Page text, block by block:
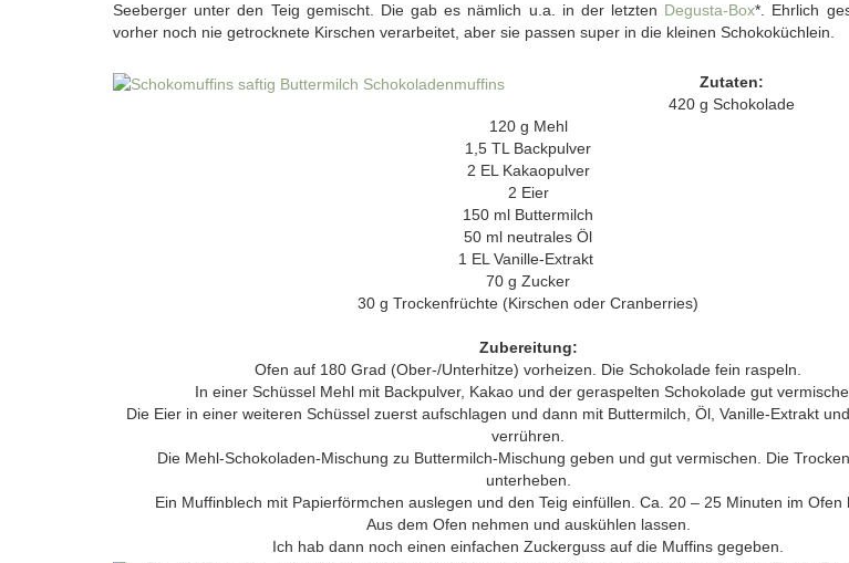
Seeberger unter den Teig gemischt. Die gab es nämlich u.a. in der letzten Degusta-Box*. Ehrlich
vorher noch nie getrocknete Kirschen verarbeitet, aber sie passen super in die kleinen Schokoküchlein.
Zutaten:
420 g Schokolade
120 g Mehl
1,5 TL Backpulver
2 EL Kakaopulver
2 Eier
150 ml Buttermilch
50 ml neutrales Öl
1 EL Vanille-Extrakt
70 g Zucker
30 g Trockenfrüchte (Kirschen oder Cranberries)
Zubereitung:
Ofen auf 180 Grad (Ober-/Unterhitze) vorheizen. Die Schokolade fein raspeln.
In einer Schüssel Mehl mit Backpulver, Kakao und der geraspelten Schokolade gut
Die Eier in einer weiteren Schüssel zuerst aufschlagen und dann mit Buttermilch, Öl, Vanille-Extrakt
verrühren.
Die Mehl-Schokoladen-Mischung zu Buttermilch-Mischung geben und gut vermischen. Die
unterheben.
Ein Muffinblech mit Papierförmchen auslegen und den Teig einfüllen. Ca. 20 – 25 Minuten im Ofen
Aus dem Ofen nehmen und auskühlen lassen.
Ich hab dann noch einen einfachen Zuckerguss auf die Muffins gegeben.